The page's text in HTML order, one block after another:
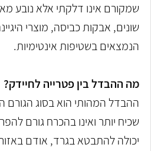
שמקורם אינו דלקתי אלא נובע
שונים, אבקות כביסה, מוצרי
הנמצאים בשטיפות אינטימיות.
מה ההבדל בין פטרייה לחיידק?
ההבדל המהותי הוא בסוג הגורם
שכיח יותר ואינו בהכרח גורם
יכולה להתבטא בגרד, אודם